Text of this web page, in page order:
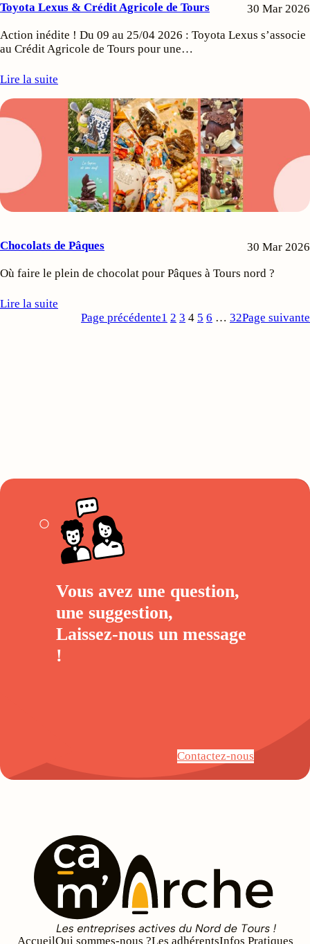
Toyota Lexus & Crédit Agricole de Tours 30 Mar 2026
Action inédite ! Du 09 au 25/04 2026 : Toyota Lexus s’associe
au Crédit Agricole de Tours pour une…
Lire la suite
Chocolats de Pâques 30 Mar 2026
Où faire le plein de chocolat pour Pâques à Tours nord ?
Lire la suite
Page précédente1 2 3 4 5 6 … 32Page suivante
Vous avez une question,
une suggestion,
Laissez-nous un message
!
Contactez-nous
AccueilQui sommes-nous ?Les adhérentsInfos Pratiques